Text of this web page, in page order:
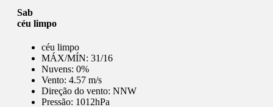
Sab
céu limpo
céu limpo
MÁX/MÍN: 31/16
Nuvens: 0%
Vento: 4.57 m/s
Direção do vento: NNW
Pressão: 1012hPa